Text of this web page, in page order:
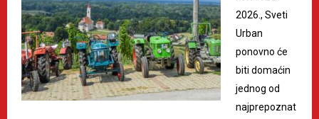
2026., Sveti
Urban
ponovno će
biti domaćin
jednog od
najprepoznat